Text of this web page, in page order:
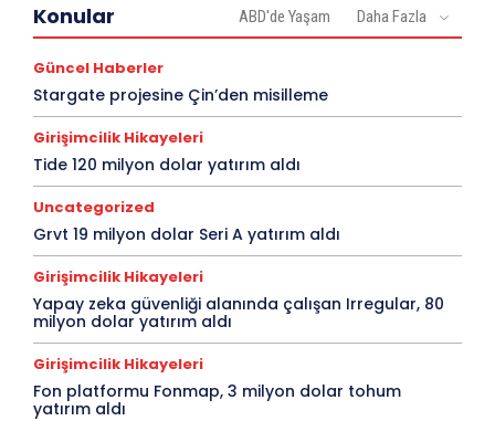
Konular ABD'de Yaşam Daha Fazla
Güncel Haberler
Stargate projesine Çin’den misilleme
Girişimcilik Hikayeleri
Tide 120 milyon dolar yatırım aldı
Uncategorized
Grvt 19 milyon dolar Seri A yatırım aldı
Girişimcilik Hikayeleri
Yapay zeka güvenliği alanında çalışan Irregular, 80
milyon dolar yatırım aldı
Girişimcilik Hikayeleri
Fon platformu Fonmap, 3 milyon dolar tohum
yatırım aldı